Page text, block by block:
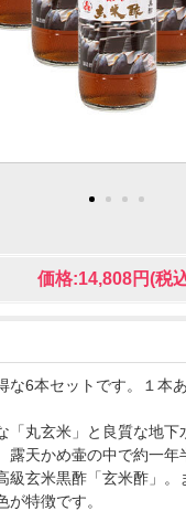
価格:14,808円(税
な6本セットです。１本
「丸玄米」と良質な地下
露天かめ壷の中で約一年
級玄米黒酢「玄米酢」。
が特徴です。